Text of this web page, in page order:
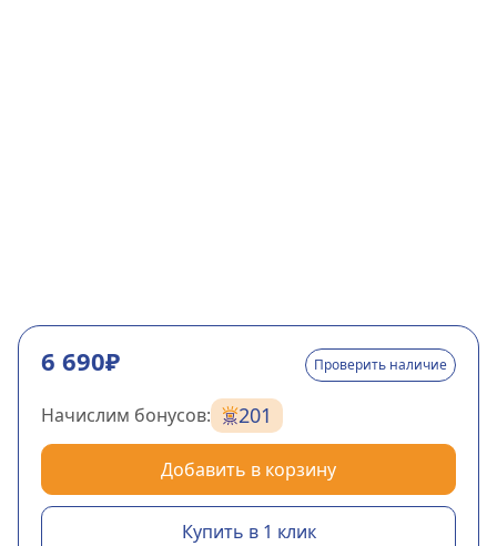
6 690₽ Проверить наличие
Начислим бонусов: 201
Добавить в корзину
Купить в 1 клик